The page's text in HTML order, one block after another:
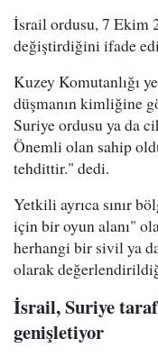
İsrail ordusu, 7 Ekim
değiştirdiğini ifade
Kuzey Komutanlığı
düşmanın kimliğine
Suriye ordusu ya da
Önemli olan sahip
tehdittir." dedi.
Yetkili ayrıca sınır
için bir oyun alanı"
herhangi bir sivil ya
olarak
İsrail, Suriye
genişletiyor